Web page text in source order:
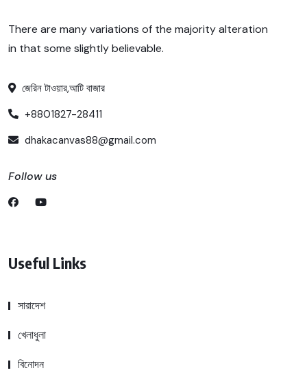
There are many variations of the majority alteration
in that some slightly believable.
জেরিন টাওয়ার,আটি বাজার
+8801827-28411
dhakacanvas88@gmail.com
Follow us
Useful Links
সারাদেশ
খেলাধুলা
বিনোদন